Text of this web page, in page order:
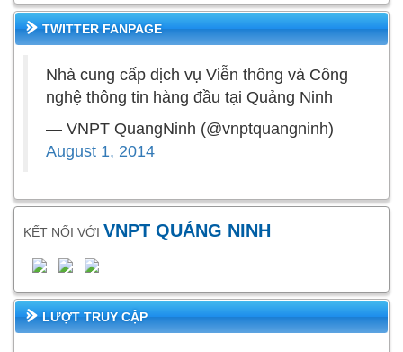
TWITTER FANPAGE
Nhà cung cấp dịch vụ Viễn thông và Công
nghệ thông tin hàng đầu tại Quảng Ninh
— VNPT QuangNinh (@vnptquangninh)
August 1, 2014
KẾT NỐI VỚI VNPT QUẢNG NINH
LƯỢT TRUY CẬP